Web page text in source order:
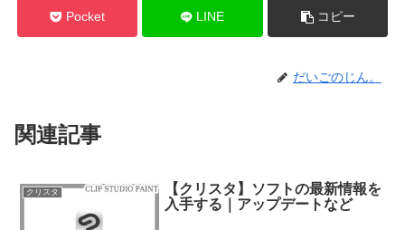
Pocket LINE コピー
だいごのじん。
関連記事
クリスタ
【クリスタ】ソフトの最新情報を
入手する｜アップデートなど